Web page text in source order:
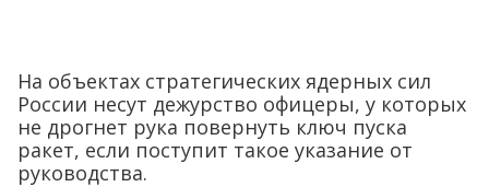
На объектах стратегических ядерных сил
России несут дежурство офицеры, у которых
не дрогнет рука повернуть ключ пуска
ракет, если поступит такое указание от
руководства.